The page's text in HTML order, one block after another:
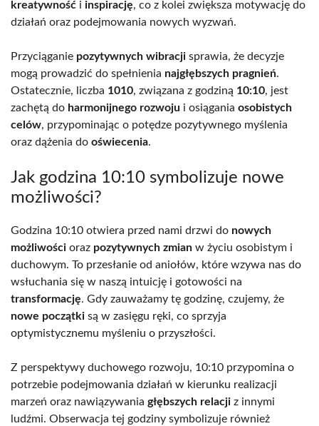
kreatywność i inspirację, co z kolei zwiększa motywację do
działań oraz podejmowania nowych wyzwań.
Przyciąganie pozytywnych wibracji sprawia, że decyzje
mogą prowadzić do spełnienia najgłębszych pragnień.
Ostatecznie, liczba 1010, związana z godziną 10:10, jest
zachętą do harmonijnego rozwoju i osiągania osobistych
celów, przypominając o potędze pozytywnego myślenia
oraz dążenia do oświecenia.
Jak godzina 10:10 symbolizuje nowe
możliwości?
Godzina 10:10 otwiera przed nami drzwi do nowych
możliwości oraz pozytywnych zmian w życiu osobistym i
duchowym. To przesłanie od aniołów, które wzywa nas do
wsłuchania się w naszą intuicję i gotowości na
transformację. Gdy zauważamy tę godzinę, czujemy, że
nowe początki są w zasięgu ręki, co sprzyja
optymistycznemu myśleniu o przyszłości.
Z perspektywy duchowego rozwoju, 10:10 przypomina o
potrzebie podejmowania działań w kierunku realizacji
marzeń oraz nawiązywania głębszych relacji z innymi
ludźmi. Obserwacja tej godziny symbolizuje również